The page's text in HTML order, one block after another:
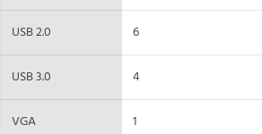
USB 2.0 6
USB 3.0 4
VGA 1